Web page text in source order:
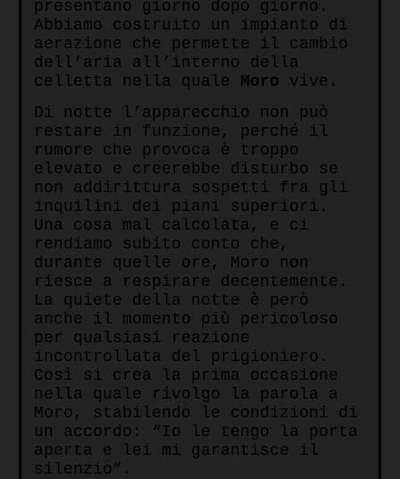
presentano giorno dopo giorno.
Abbiamo costruito un impianto di
aerazione che permette il cambio
dell’aria all’interno della
celletta nella quale Moro vive.
Di notte l’apparecchio non può
restare in funzione, perché il
rumore che provoca è troppo
elevato e creerebbe disturbo se
non addirittura sospetti fra gli
inquilini dei piani superiori.
Una cosa mal calcolata, e ci
rendiamo subito conto che,
durante quelle ore, Moro non
riesce a respirare decentemente.
La quiete della notte è però
anche il momento più pericoloso
per qualsiasi reazione
incontrollata del prigioniero.
Così si crea la prima occasione
nella quale rivolgo la parola a
Moro, stabilendo le condizioni di
un accordo: “Io le tengo la porta
aperta e lei mi garantisce il
silenzio”.